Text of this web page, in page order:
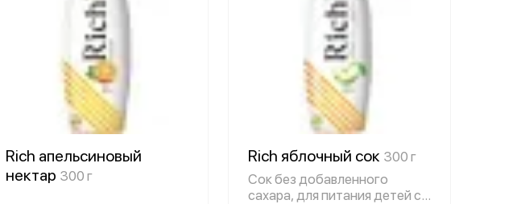
Rich апельсиновый
нектар 300 г
Rich яблочный сок 300 г
Сок без добавленного
сахара, для питания детей с